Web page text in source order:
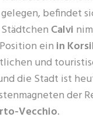
gelegen, befindet
Städtchen Calvi
ein in
und
die Stadt ist
der
Vecchio.